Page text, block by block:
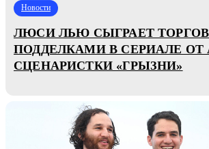
Новости
ЛЮСИ ЛЬЮ СЫГРАЕТ
ПОДДЕЛКАМИ В СЕРИАЛЕ ОТ
СЦЕНАРИСТКИ «ГРЫЗНИ»